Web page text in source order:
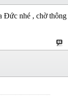
Đức nhé , chờ thông